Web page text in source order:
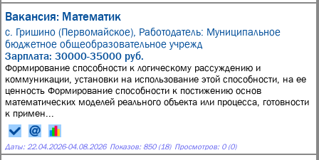
Вакансия: Математик
с. Гришино (Первомайское), Работодатель: Муниципальное
бюджетное общеобразовательное учрежд
Зарплата: 30000-35000 руб.
Формирование способности к логическому рассуждению и
коммуникации, установки на использование этой способности, на ее
ценность Формирование способности к постижению основ
математических моделей реального объекта или процесса, готовности
к примен...
Даты: 22.04.2026-04.08.2026 Показов: 850 (18) Просмотров: 0 (0)